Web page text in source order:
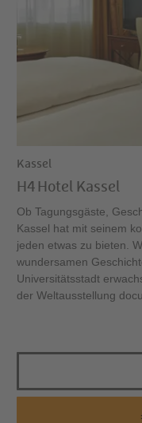
Kassel
H4 Hotel Kassel
Ob Tagungsgäste,
Kassel hat mit seinem
jeden etwas zu bieten.
wundersamen
Universitätsstadt
der Weltausstellung